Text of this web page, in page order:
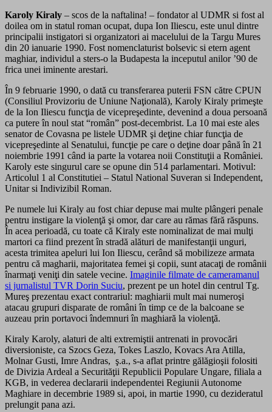
Karoly Kiraly – scos de la naftalina! – fondator al UDMR si fost al
doilea om in statul roman ocupat, dupa Ion Iliescu, este unul dintre
principalii instigatori si organizatori ai macelului de la Targu Mures
din 20 ianuarie 1990. Fost nomenclaturist bolsevic si etern agent
maghiar, individul a sters-o la Budapesta la inceputul anilor ’90 de
frica unei iminente arestari.
În 9 februarie 1990, o dată cu transferarea puterii FSN către CPUN
(Consiliul Provizoriu de Uniune Naţională), Karoly Kiraly primeşte
de la Ion Iliescu funcţia de vicepreşedinte, devenind a doua persoană
ca putere în noul stat “român” post-decembrist. La 10 mai este ales
senator de Covasna pe listele UDMR şi deţine chiar funcţia de
vicepreşedinte al Senatului, funcţie pe care o deţine doar până în 21
noiembrie 1991 când ia parte la votarea noii Constituţii a României.
Karoly este singurul care se opune din 514 parlamentari. Motivul:
Articolul 1 al Constitutiei – Statul National Suveran si Independent,
Unitar si Indivizibil Roman.
Pe numele lui Kiraly au fost chiar depuse mai multe plângeri penale
pentru instigare la violenţă şi omor, dar care au rămas fără răspuns.
În acea perioadă, cu toate că Kiraly este nominalizat de mai mulţi
martori ca fiind prezent în stradă alături de manifestanţii unguri,
acesta trimitea apeluri lui Ion Iliescu, cerând să mobilizeze armata
pentru că magharii, majoritatea femei şi copii, sunt atacaţi de românii
înarmaţi veniţi din satele vecine. Imaginile filmate de cameramanul
si jurnalistul TVR Dorin Suciu, prezent pe un hotel din centrul Tg.
Mureş prezentau exact contrariul: maghiarii mult mai numeroşi
atacau grupuri disparate de români în timp ce de la balcoane se
auzeau prin portavoci îndemnuri în maghiară la violenţă.
Kiraly Karoly, alaturi de alti extremiştii antrenati in provocări
diversioniste, ca Szocs Geza, Tokes Laszlo, Kovacs Ara Atilla,
Molnar Gusti, Imre Andras, ş.a., s-a aflat printre gălăgioşii folositi
de Divizia Ardeal a Securităţii Republicii Populare Ungare, filiala a
KGB, in vederea declararii independentei Regiunii Autonome
Maghiare in decembrie 1989 si, apoi, in martie 1990, cu dezideratul
prelungit pana azi.